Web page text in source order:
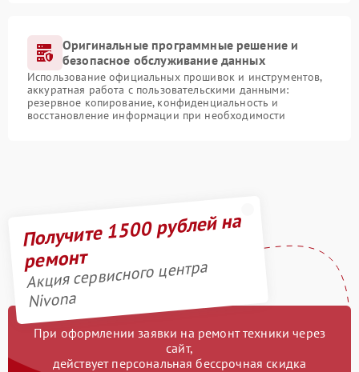
Оригинальные программные решение и
безопасное обслуживание данных
Использование официальных прошивок и инструментов,
аккуратная работа с пользовательскими данными:
резервное копирование, конфиденциальность и
восстановление информации при необходимости
Получите 1500 рублей на
ремонт
Акция сервисного центра
Nivona
При оформлении заявки на ремонт техники через
сайт,
действует персональная бессрочная скидка